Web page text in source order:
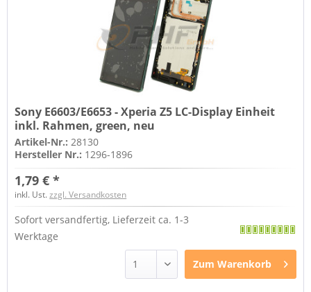
Sony E6603/E6653 - Xperia Z5 LC-Display Einheit
inkl. Rahmen, green, neu
Artikel-Nr.:28130
Hersteller Nr.: 1296-1896
1,79 € *
inkl. Ust.zzgl. Versandkosten
Sofort versandfertig, Lieferzeit ca. 1-3
Werktage
Zum Warenkorb